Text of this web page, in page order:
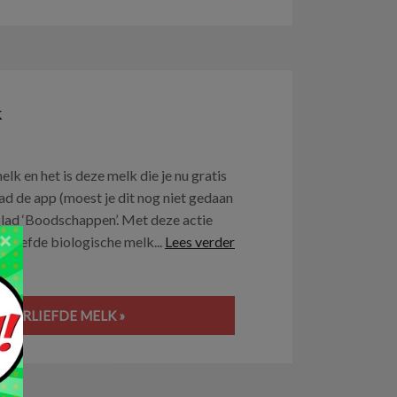
en het is deze melk die je nu gratis
de app (moest je dit nog niet gedaan
‘Boodschappen’. Met deze actie
biologische melk... Lees verder
MELK »
×